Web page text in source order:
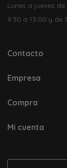
Lunes a jueves
9:30 a 13:00 y de
Contacto
Empresa
Compra
Mi cuenta